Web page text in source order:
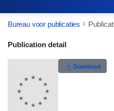
Bureau voor publicaties
Publication Detail
Gebruikerswaardering
Publication detail
Download